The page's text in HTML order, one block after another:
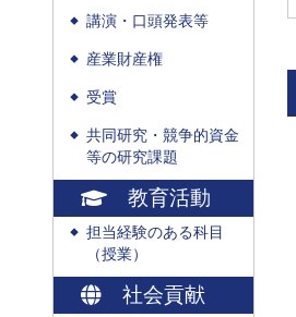
◆ 講演・口頭発表等
◆ 産業財産権
◆ 受賞
◆
共同研究・競争的資金
等の研究課題
教育活動
◆
担当経験のある科目
（授業）
社会貢献